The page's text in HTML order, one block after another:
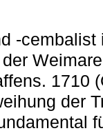
-
1710
der